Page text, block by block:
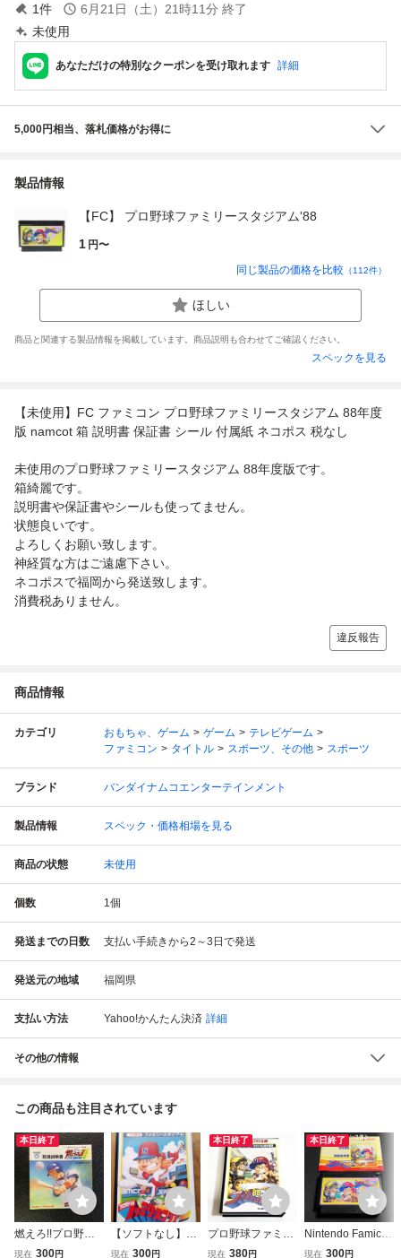
1件 6月21日（土）21時11分 終了
未使用
あなただけの特別なクーポンを受け取れます 詳細
5,000円相当、落札価格がお得に
製品情報
【FC】 プロ野球ファミリースタジアム'88
1 円〜
同じ製品の価格を比較 （112件）
ほしい
商品と関連する製品情報を掲載しています。商品説明も合わせてご確認ください。
スペックを見る
【未使用】FC ファミコン プロ野球ファミリースタジアム 88年度
版 namcot 箱 説明書 保証書 シール 付属紙 ネコポス 税なし
未使用のプロ野球ファミリースタジアム 88年度版です。
箱綺麗です。
説明書や保証書やシールも使ってません。
状態良いです。
よろしくお願い致します。
神経質な方はご遠慮下さい。
ネコポスで福岡から発送致します。
消費税ありません。
違反報告
商品情報
カテゴリ おもちゃ、ゲーム ゲーム
テレビゲーム
ファミコン
タイトル スポーツ、その他 スポーツ
ブランド バンダイナムコエンターテインメント
製品情報 スペック・価格相場を見る
商品の状態 未使用
個数 1個
発送までの日数 支払い手続きから2～3日で発送
発送元の地域 福岡県
支払い方法 Yahoo!かんたん決済 詳細
その他の情報
この商品も注目されています
本日終了
燃えろ!!プロ野球'8
8決定版 取扱説明
現在 300円
【ソフトなし】FC
プロ野球ファミリ
現在 300円
本日終了
プロ野球ファミリ
ースタジアム８８
現在 380円
本日終了
Nintendo Famico
m ファミコン ソフ
現在 300円